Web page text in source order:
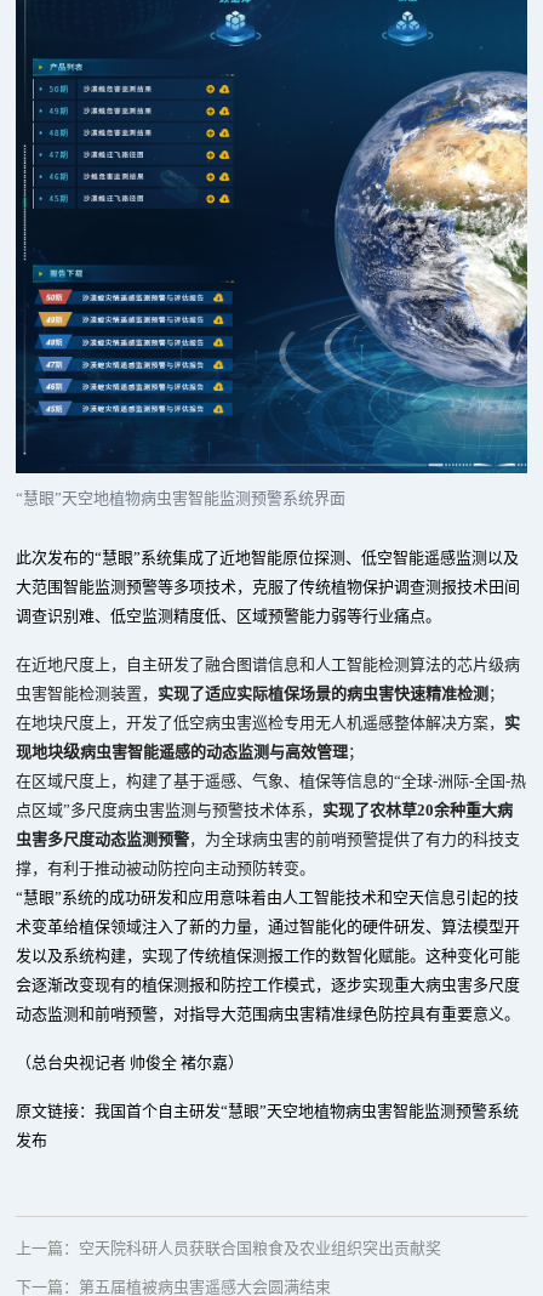
“慧眼”天空地植物病虫害智能监测预警系统界面
此次发布的“慧眼”系统集成了近地智能原位探测、低空智能遥感监测以及
大范围智能监测预警等多项技术，克服了传统植物保护调查测报技术田间
调查识别难、低空监测精度低、区域预警能力弱等行业痛点。
在近地尺度上，自主研发了融合图谱信息和人工智能检测算法的芯片级病
虫害智能检测装置， 实现了适应实际植保场景的病虫害快速精准检测 ；
在地块尺度上，开发了低空病虫害巡检专用无人机遥感整体解决方案， 实
现地块级病虫害智能遥感的动态监测与高效管理；
在区域尺度上，构建了基于遥感、气象、植保等信息的“全球-洲际-全国-热
点区域”多尺度病虫害监测与预警技术体系， 实现了农林草20余种重大病
虫害多尺度动态监测预警，为全球病虫害的前哨预警提供了有力的科技支
撑，有利于推动被动防控向主动预防转变。
“慧眼”系统的成功研发和应用意味着由人工智能技术和空天信息引起的技
术变革给植保领域注入了新的力量，通过智能化的硬件研发、算法模型开
发以及系统构建，实现了传统植保测报工作的数智化赋能。这种变化可能
会逐渐改变现有的植保测报和防控工作模式，逐步实现重大病虫害多尺度
动态监测和前哨预警，对指导大范围病虫害精准绿色防控具有重要意义。
（总台央视记者 帅俊全 褚尔嘉）
原文链接：我国首个自主研发“慧眼”天空地植物病虫害智能监测预警系统
发布
上一篇： 空天院科研人员获联合国粮食及农业组织突出贡献奖
下一篇： 第五届植被病虫害遥感大会圆满结束